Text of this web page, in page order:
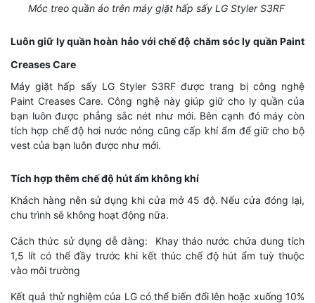
Móc treo quần áo trên máy giặt hấp sấy LG Styler S3RF
Luôn giữ ly quần hoàn hảo với chế độ chăm sóc ly quần Paint
Creases Care
Máy giặt hấp sấy LG Styler S3RF được trang bị công nghệ
Paint Creases Care. Công nghệ này giúp giữ cho ly quần của
bạn luôn được phẳng sắc nét như mới. Bên cạnh đó máy còn
tích hợp chế độ hơi nước nóng cũng cấp khí ẩm để giữ cho bộ
vest của bạn luôn được như mới.
Tích hợp thêm chế độ hút ẩm không khí
Khách hàng nên sử dụng khi cửa mở 45 độ. Nếu cửa đóng lại,
chu trình sẽ không hoạt động nữa.
Cách thức sử dụng dễ dàng: Khay tháo nước chứa dung tích
1,5 lít có thể đầy trước khi kết thúc chế độ hút ẩm tuỳ thuộc
vào môi trường
Kết quả thử nghiệm của LG có thể biến đổi lên hoặc xuống 10%